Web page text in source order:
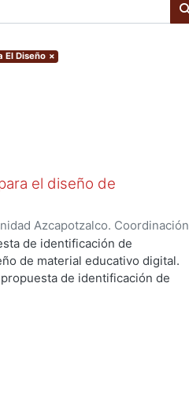
El Diseño ×
el diseño de
Azcapotzalco. Coordinación
René Federico
de identificación de
de material educativo digital.
de identificación de